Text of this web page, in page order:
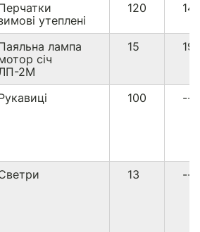
утеплені
120
лампа
січ
2М
15
100 --
13 --